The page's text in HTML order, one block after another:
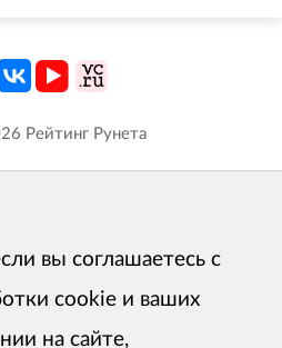
Рейтинг Рунета
вы соглашаетесь с
cookie и ваших
на сайте,